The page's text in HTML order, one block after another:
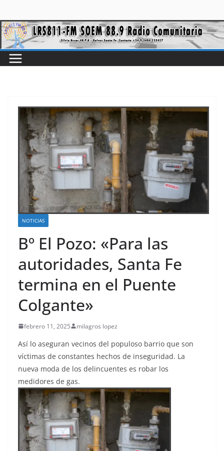
NOTICIAS
Bº El Pozo: «Para las
autoridades, Santa Fe
termina en el Puente
Colgante»
febrero 11, 2025 milagros lopez
Así lo aseguran vecinos del populoso barrio que son
víctimas de constantes hechos de inseguridad. La
nueva moda de los delincuentes es robar los
medidores de gas.